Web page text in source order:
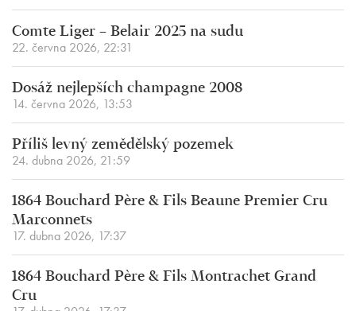
Comte Liger – Belair 2025 na sudu
22. června 2026, 22:31
Dosáž nejlepších champagne 2008
14. června 2026, 13:53
Příliš levný zemědělský pozemek
24. dubna 2026, 21:59
1864 Bouchard Père & Fils Beaune Premier Cru
Marconnets
17. dubna 2026, 17:37
1864 Bouchard Père & Fils Montrachet Grand
Cru